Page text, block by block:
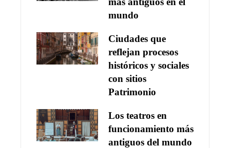
mundo
Ciudades que
reflejan procesos
históricos y sociales
con sitios
Patrimonio
Los teatros en
funcionamiento más
antiguos del mundo